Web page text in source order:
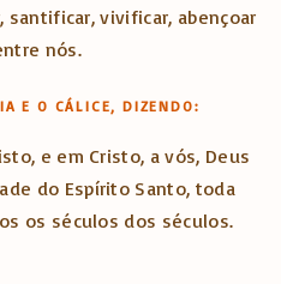
santificar, vivificar, abençoar
nós.
E O CÁLICE, DIZENDO:
e em Cristo, a vós, Deus
do Espírito Santo, toda
os séculos dos séculos.